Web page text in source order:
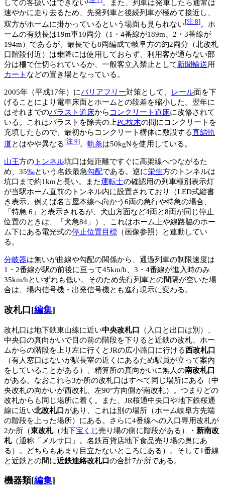
しての客扱いはできない
。また、列車は発車したら通常は
速やかに走り去るため、先発列車と後続列車が極めて接近し、
双方がホームに掛かっているという場面も見られない [注 8] 。ホ
ームの有効長は19m車10両分（1・4番線が189m、2・3番線が
194m）であるが、最長でも8両編成で岐阜方の約2両分（北改札
口階段付近）は乗降には使用しておらず、利用客が通らない部
分は柵で仕切られているか、一般客立入禁止として新聞輸送用
カート などの置き場となっている。
2005年（平成17年）にバリアフリー対策として、 レール面を下
げることにより電車床面とホームとの段差を縮小した。翌年に
はそれまでのバラスト道床から コンクリート道床に改修されて
いる。これはバラストを除去の上PC枕木の間にコンクリートを
充填したもので、最初からコンクリート構体に敷設する直結軌
道とはやや異なる [注 9] 。 軌条は50kgNを使用している。
山王方の トンネル坑口は短距離ですぐに高架線へつながるた
め、35‰という名鉄最急勾配である。逆に栄生方のトンネルは
坑口まで約1kmと長い。また運転士の確認用の列車種別表示灯
が当駅ホーム直前のトンネル内に設置されており（LED式縦書
き表示。例えば名古屋本線へ向かう6両の急行や特急の場合、
「特急 6」と表示されるが、犬山方面など4両と8両が同じ停止
位置のときは、「犬急84」）、これはホーム上や線路脇のホー
ム下にある電光式の停止位置目標 （画像参照）と連動してい
る。
分岐器は無いが曲線や勾配の関係から、通過列車の制限速度は
1・2番線が駅の前後に亘って45km/h、3・4番線が進入時のみ
35km/hといずれも低い。そのため先行列車との間隔が空いた場
合は、場内信号機・出発信号機とも進行現示に変わる。
改札口[編集]
改札口は地下鉄東山線に近い中央改札口
（入口と出口は別）、
中央口の真向かいで目の前の階段を下りると近鉄の改札、ホー
ムからの階段を上り左に行くとJRの広小路口に行ける西改札口
（有人窓口はないが駅長室の近くにあるため駅員が立って案内
をしていることがある）、精算所の真向かいに無人の南改札口
がある。なおこれら3か所の改札口はすべて同じ場所にある（中
央改札の向かいが西改札、左90°方向側が南改札）。つまりどの
改札からも同じ場所に着く。また、JR桜通中央口や地下鉄桜通
線に近い北改札口があり、これは別の場所（ホーム岐阜方先端
の階段を上った場所）にある。さらに4番線への入口専用改札が
2か所（東改札（地下宝くじ売り場の側に階段がある）・ 新南改
札（通称「メルサ口」。名鉄百貨店地下食品売り場の奥にあ
る）。どちらもあまり目立たないところにある）。そして1番線
と近鉄との間に近鉄連絡改札口の合計7か所である。
機器類[編集]